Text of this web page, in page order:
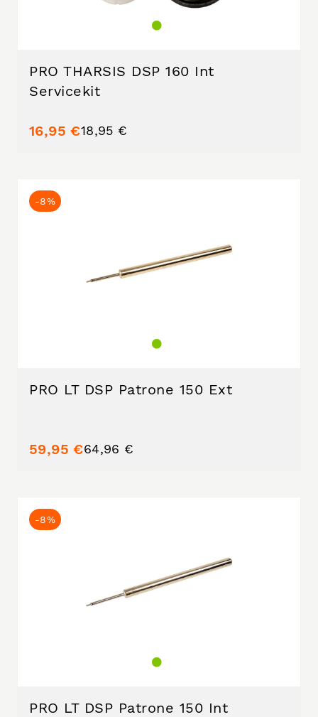
PRO THARSIS DSP 160 Int
Servicekit
16,95 €18,95 €
-8%
PRO LT DSP Patrone 150 Ext
59,95 €64,96 €
-8%
PRO LT DSP Patrone 150 Int